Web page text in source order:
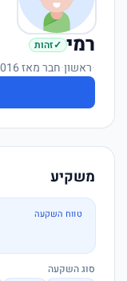
רמי ✓זהות
·ראשון·חבר מאז 2016
משקיע
טווח השקעה
סוג השקעה